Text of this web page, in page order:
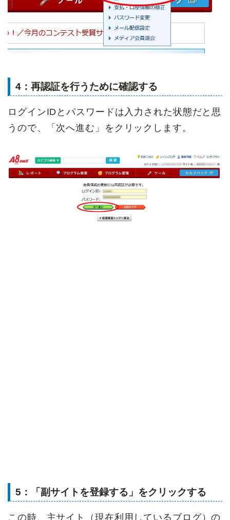
4：再認証を行うために確認する
ログインIDとパスワードは入力された状態だと思
うので、「次へ進む」をクリックします。
5：「副サイトを登録する」をクリックする
この時、主サイト（現在利用しているブログ）の